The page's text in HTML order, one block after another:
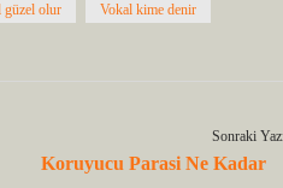
güzel olur Vokal kime denir
Sonraki
Koruyucu Parasi Ne Kadar